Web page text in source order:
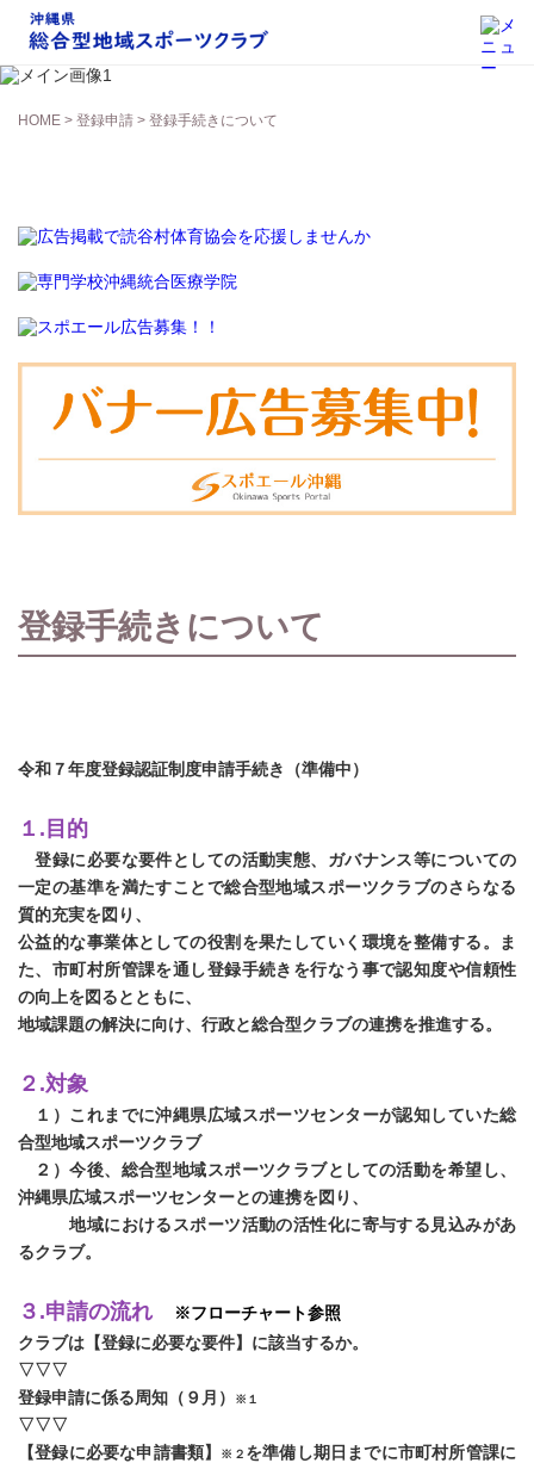
HOME > 登録申請 > 登録手続きについて
登録手続きについて
令和７年度登録認証制度申請手続き（準備中）
１.目的
登録に必要な要件としての活動実態、ガバナンス等についての
一定の基準を満たすことで総合型地域スポーツクラブのさらなる
質的充実を図り、
公益的な事業体としての役割を果たしていく環境を整備する。ま
た、市町村所管課を通し登録手続きを行なう事で認知度や信頼性
の向上を図るとともに、
地域課題の解決に向け、行政と総合型クラブの連携を推進する。
２.対象
１）これまでに沖縄県広域スポーツセンターが認知していた総
合型地域スポーツクラブ
２）今後、総合型地域スポーツクラブとしての活動を希望し、
沖縄県広域スポーツセンターとの連携を図り、
地域におけるスポーツ活動の活性化に寄与する見込みがあ
るクラブ。
３.申請の流れ
※フローチャート参照
クラブは【登録に必要な要件】に該当するか。
▽▽▽
登録申請に係る周知（９月）
※１
▽▽▽
【登録に必要な申請書類】
※２ を準備し期日までに市町村所管課に